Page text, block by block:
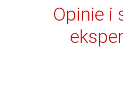
Opinie i